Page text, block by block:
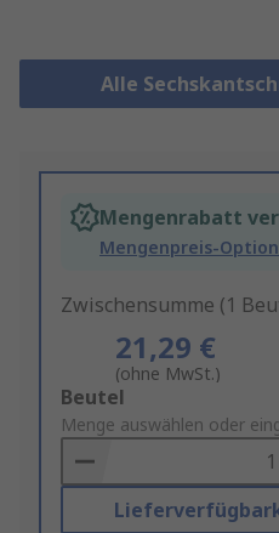
Alle
Mengenrabatt
Mengenpreis-
Zwischensumme (1
21,29 €
(ohne MwSt.)
Add
to
Basket
Beutel
Menge auswählen oder